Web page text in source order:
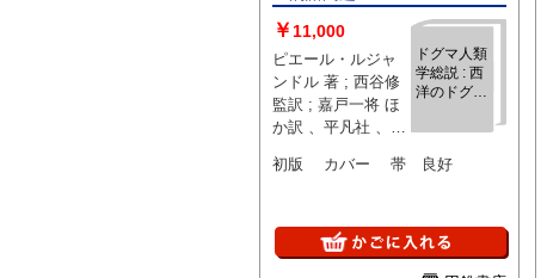
ドグマ人類
学総説 : 西
洋のドグマ
￥ 11,000
ピエール・ルジャ
ンドル 著 ; 西谷修
監訳 ; 嘉戸一将 ほ
か訳 、平凡社 、
22cm
初版 カバー 帯 良好